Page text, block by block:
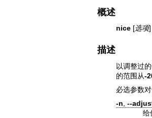
概述
nice[选项
描述
以调整过
的范围从-
必选参数
-n, --
给